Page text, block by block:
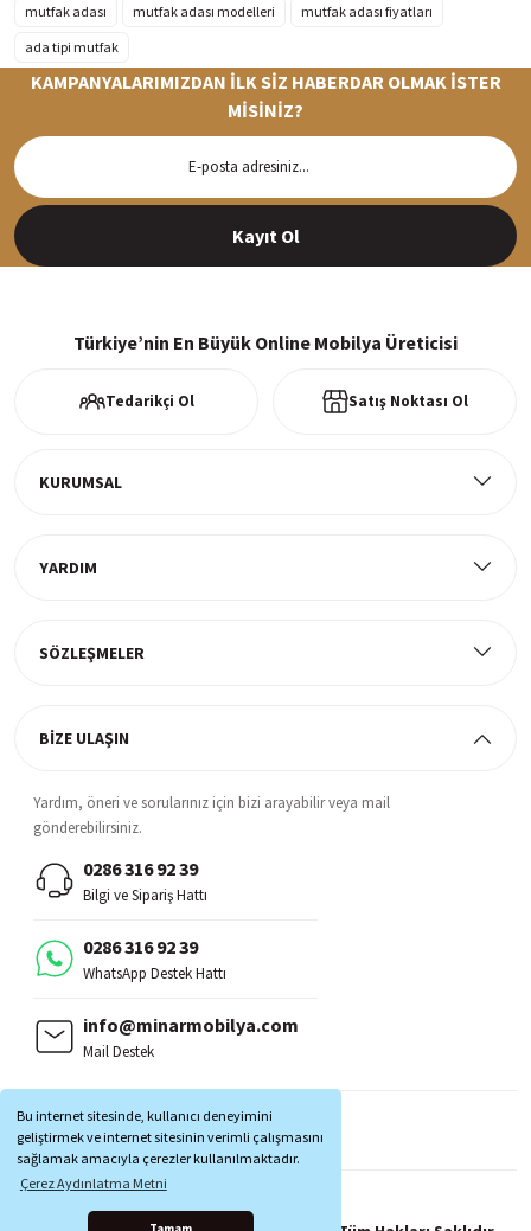
Bu internet sitesinde, kullanıcı deneyimini
geliştirmek ve internet sitesinin verimli çalışmasını
sağlamak amacıyla çerezler kullanılmaktadır.
Çerez Aydınlatma Metni
mutfak adası
mutfak adası modelleri
mutfak adası fiyatları
ada tipi mutfak
Siparişleriniz en kısa sürede hazırlanarak kargoya verilir
KAMPANYALARIMIZDAN İLK SİZ HABERDAR OLMAK İSTER
MİSİNİZ?
Kayıt Ol
Türkiye’nin En Büyük Online Mobilya Üreticisi
Tedarikçi Ol Satış Noktası Ol
KURUMSAL
YARDIM
SÖZLEŞMELER
BİZE ULAŞIN
Yardım, öneri ve sorularınız için bizi arayabilir veya mail
gönderebilirsiniz.
0286 316 92 39
Bilgi ve Sipariş Hattı
0286 316 92 39
WhatsApp Destek Hattı
info@minarmobilya.com
Mail Destek
MOBİL UYGULAMALAR: